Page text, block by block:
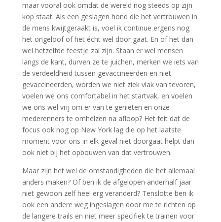
maar vooral ook omdat de wereld nog steeds op zijn
kop staat. Als een geslagen hond die het vertrouwen in
de mens kwijtgeraakt is, voel ik continue ergens nog
het ongeloof of het écht wel door gaat. En of het dan
wel hetzelfde feestje zal zijn. Staan er wel mensen
langs de kant, durven ze te juichen, merken we iets van
de verdeeldheid tussen gevaccineerden en niet
gevaccineerden, worden we niet ziek vlak van tevoren,
voelen we ons comfortabel in het startvak, en voelen
we ons wel vrij om er van te genieten en onze
mederenners te omhelzen na afloop? Het feit dat de
focus ook nog op New York lag die op het laatste
moment voor ons in elk geval niet doorgaat helpt dan
ook niet bij het opbouwen van dat vertrouwen.
Maar zijn het wel de omstandigheden die het allemaal
anders maken? Of ben ik de afgelopen anderhalf jaar
niet gewoon zelf heel erg veranderd? Tenslotte ben ik
ook een andere weg ingeslagen door me te richten op
de langere trails en niet meer specifiek te trainen voor